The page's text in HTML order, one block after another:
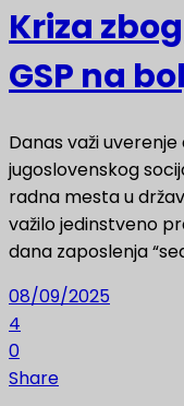
Kriza
GSP na
Danas važi
jugoslovenskog
radna mesta u
važilo jedinstveno
dana zaposlenja
08/09/2025
4
0
Share